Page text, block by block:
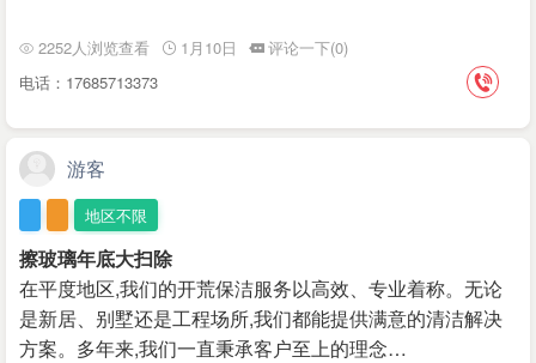
2252人浏览查看 1月10日
评论一下(0)
电话：17685713373
游客
地区不限
擦玻璃年底大扫除
在平度地区,我们的开荒保洁服务以高效、专业着称。无论
是新居、别墅还是工程场所,我们都能提供满意的清洁解决
方案。多年来,我们一直秉承客户至上的理念…